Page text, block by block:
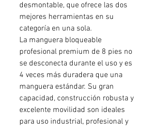
desmontable, que ofrece las dos
mejores herramientas en su
categoría en una sola.
La manguera bloqueable
profesional premium de 8 pies no
se desconecta durante el uso y es
4 veces más duradera que una
manguera estándar. Su gran
capacidad, construcción robusta y
excelente movilidad son ideales
para uso industrial, profesional y